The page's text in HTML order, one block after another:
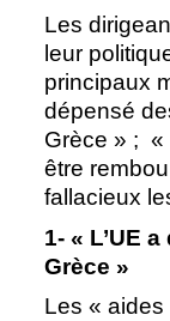
Les
leur
principaux
dépensé
Grèce » ; «
être
fallacieux
1- « L’UE
Grèce »
Les « aides